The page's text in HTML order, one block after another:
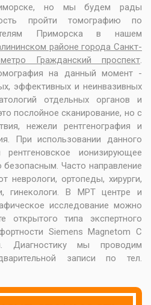
но мы будем рады
пройти томографию по
Приморска в нашем
районе города Санкт-
Гражданский проспект.
на данный момент -
эффективных и неинвазивных
отдельных органов и
послойное сканирование, но с
нежели рентгенография и
При использовании данного
ионизирующее
безопасным. Часто направление
неврологи, ортопеды, хирурги,
гинекологи. В МРТ центре и
исследование можно
открытого типа экспертного
Siemens Magnetom C
Диагностику мы проводим
записи по тел.